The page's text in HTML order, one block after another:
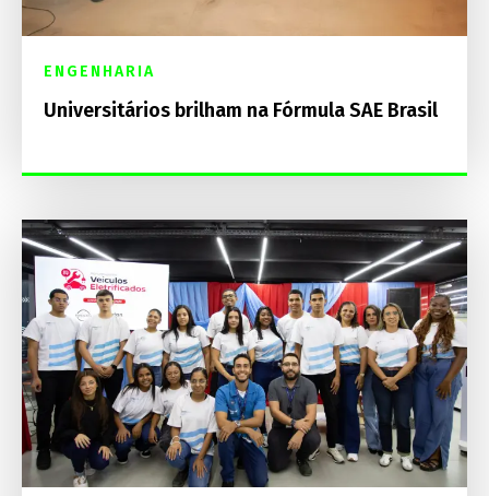
ENGENHARIA
Universitários brilham na Fórmula SAE Brasil